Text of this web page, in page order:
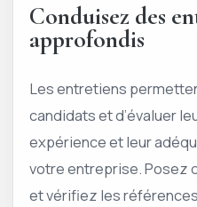
Conduisez des
approfondis
Les entretiens
candidats et d’évaluer
expérience et leur
votre entreprise. Posez
et vérifiez les